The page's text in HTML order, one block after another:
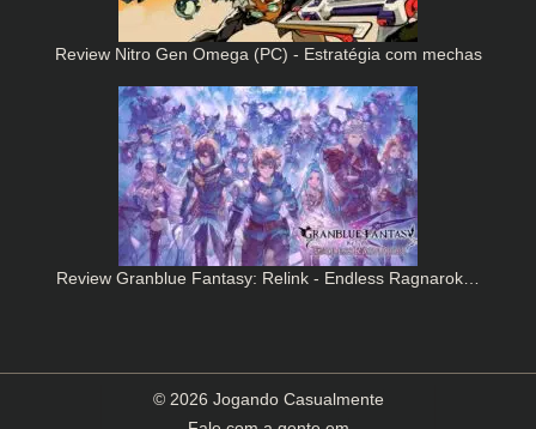
Review Nitro Gen Omega (PC) - Estratégia com mechas
Review Granblue Fantasy: Relink - Endless Ragnarok…
© 2026 Jogando Casualmente